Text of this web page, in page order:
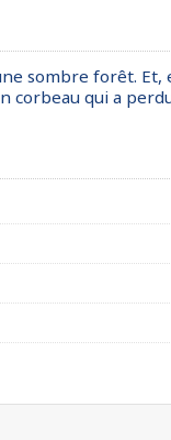
sombre forêt.
qui a